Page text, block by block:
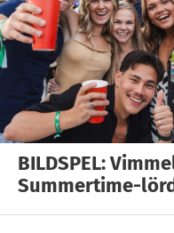
BILDSPEL:
Summertime-